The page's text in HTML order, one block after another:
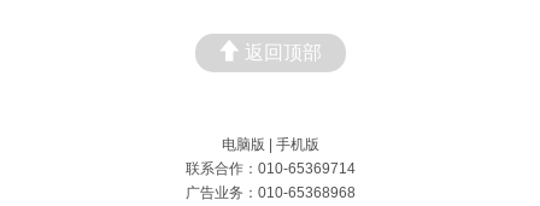
返回顶部
电脑版 | 手机版
联系合作：010-65369714
广告业务：010-65368968